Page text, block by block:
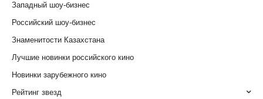
Западный шоу-бизнес
Российский шоу-бизнес
Знаменитости Казахстана
Лучшие новинки российского кино
Новинки зарубежного кино
Рейтинг звезд